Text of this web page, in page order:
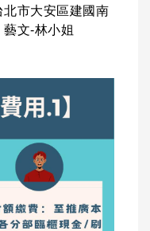
市大安區建國南
文-林小姐